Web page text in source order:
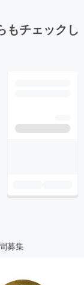
もチェックし
募集